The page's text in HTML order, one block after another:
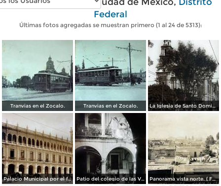
Federal
Últimas fotos agregadas se muestran primero (1 al 24 de 5313):
Tranvias en el Zocalo. Tranvias en el Zocalo. La Iglesia de Santo Domingo.
Palacio Municipal por el fotografo Hugo Brehme.. Patio del colegio de las Vizcainas por el fotografo Hugo Brehme. Panorama vista norte. ( Fechada el 20 de Junio de 1905 ).